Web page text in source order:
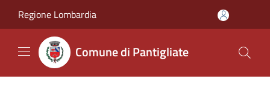
Regione Lombardia
Comune di Pantigliate